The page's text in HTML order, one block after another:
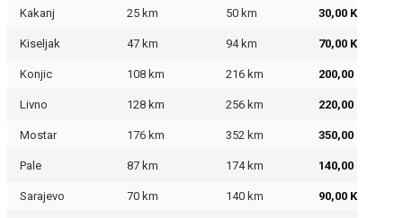
Kakanj 25 km 50 km 30,00 KM
Kiseljak 47 km 94 km 70,00 KM
Konjic 108 km 216 km 200,00 KM
Livno 128 km 256 km 220,00 KM
Mostar 176 km 352 km 350,00 KM
Pale 87 km 174 km 140,00 KM
Sarajevo 70 km 140 km 90,00 KM